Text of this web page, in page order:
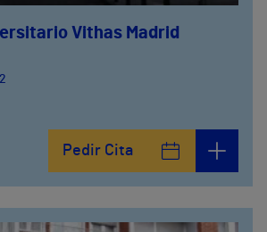
Vithas Madrid
Pedir Cita